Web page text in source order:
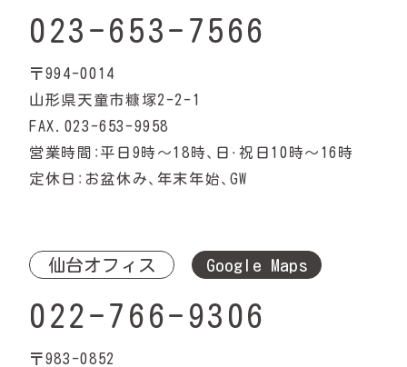
023-653-7566
〒994-0014
山形県天童市糠塚2-2-1
FAX.023-653-9958
営業時間：平日9時〜18時、日・祝日10時〜16時
定休日：お盆休み、年末年始、GW
仙台オフィス Google Maps
022-766-9306
〒983-0852